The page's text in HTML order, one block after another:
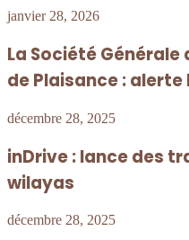
janvier 28, 2026
La Société Générale
de Plaisance :
décembre 28, 2025
inDrive : lance des
wilayas
décembre 28, 2025